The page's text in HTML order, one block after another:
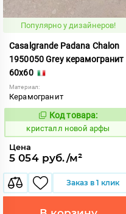
Популярно у дизайнеров!
Casalgrande Padana Chalon
1950050 Grey керамогранит
60x60
Материал:
Керамогранит
820626
Код товара:
кристалл новой арфы
Цена
5 054 руб./м²
Заказ в 1 клик